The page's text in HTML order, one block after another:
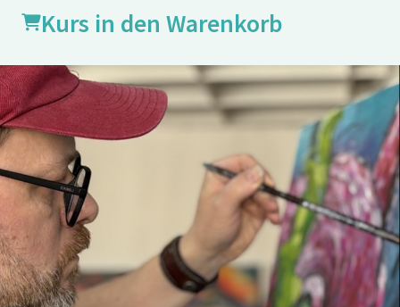
Kurs in den Warenkorb